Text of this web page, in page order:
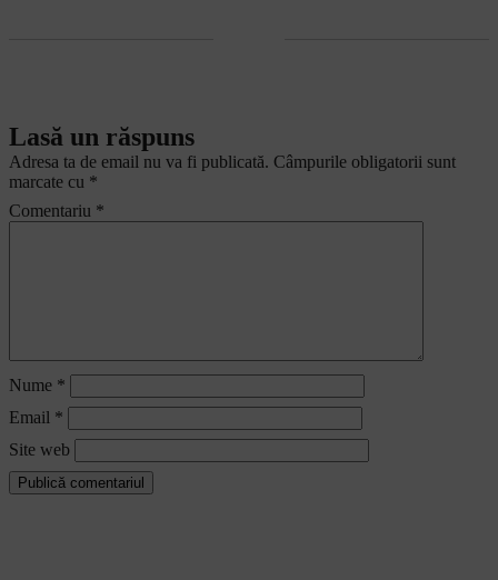
Lasă un răspuns
Adresa ta de email nu va fi publicată. Câmpurile obligatorii sunt
marcate cu *
Comentariu *
Nume *
Email *
Site web